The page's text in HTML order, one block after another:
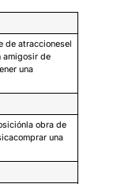
de atraccionesel
amigosir de
una
obra de
una